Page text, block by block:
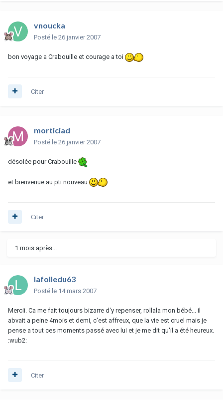
vnoucka
Posté le 26 janvier 2007
bon voyage a Crabouille et courage a toi
Citer
morticiad
Posté le 26 janvier 2007
désolée pour Crabouille
et bienvenue au pti nouveau
Citer
1 mois après...
lafolledu63
Posté le 14 mars 2007
Mercii. Ca me fait toujours bizarre d'y repenser, rollala mon bébé... il
abvait a peine 4mois et demi, c'est affreux, que la vie est cruel mais je
pense a tout ces moments passé avec lui et je me dit qu'il a été heureux.
:wub2:
Citer